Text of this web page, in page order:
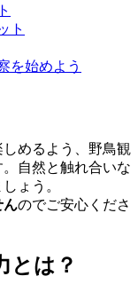
ト
を始めよう
めるよう、野鳥観
自然と触れ合いな
ょう。
んのでご安心くださ
とは？